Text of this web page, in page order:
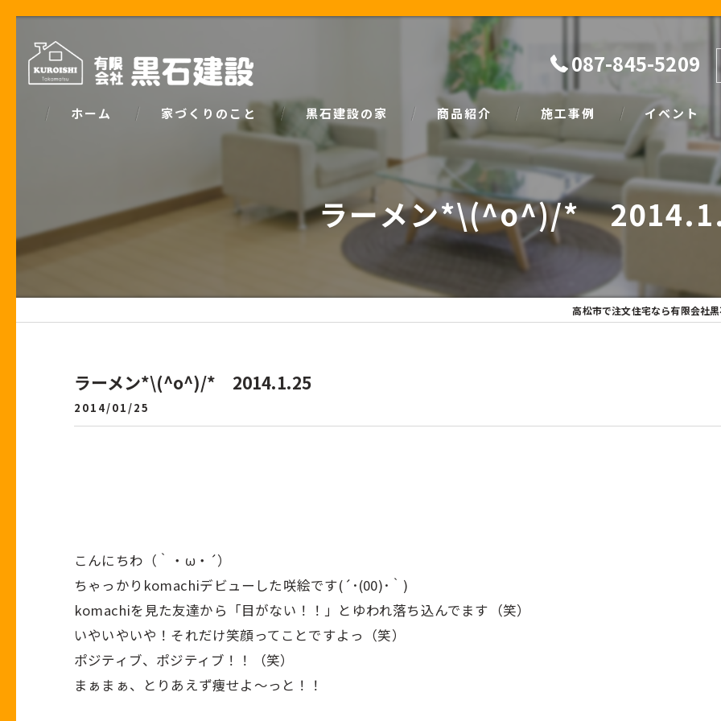
087-845-5209
ホーム 家づくりのこと
家づくりで大事な「お金の話」
黒石建設の家
パッシブデザイン
ZEH
安心の保証
商品紹介
natural
SIMPLE NOTE
施工事例 イベント
家づくり塾
ラーメン*\(^o^)/*
高松市で注文住宅なら有限会社
ラーメン*\(^o^)/* 2014.1.25
2014/01/25
こんにちわ（｀・ω・´）
ちゃっかりkomachiデビューした咲絵です(´･(00)･｀)
komachiを見た友達から「目がない！！」とゆわれ落ち込んでます（笑）
いやいやいや！それだけ笑顔ってことですよっ（笑）
ポジティブ、ポジティブ！！（笑）
まぁまぁ、とりあえず痩せよ～っと！！